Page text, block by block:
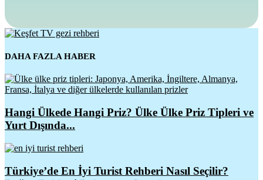
DAHA FAZLA HABER
Hangi Ülkede Hangi Priz? Ülke Ülke Priz Tipleri ve
Yurt Dışında...
Türkiye’de En İyi Turist Rehberi Nasıl Seçilir?